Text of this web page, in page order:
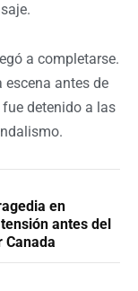
a completarse.
escena antes de
detenido a las
en
antes del
Canada